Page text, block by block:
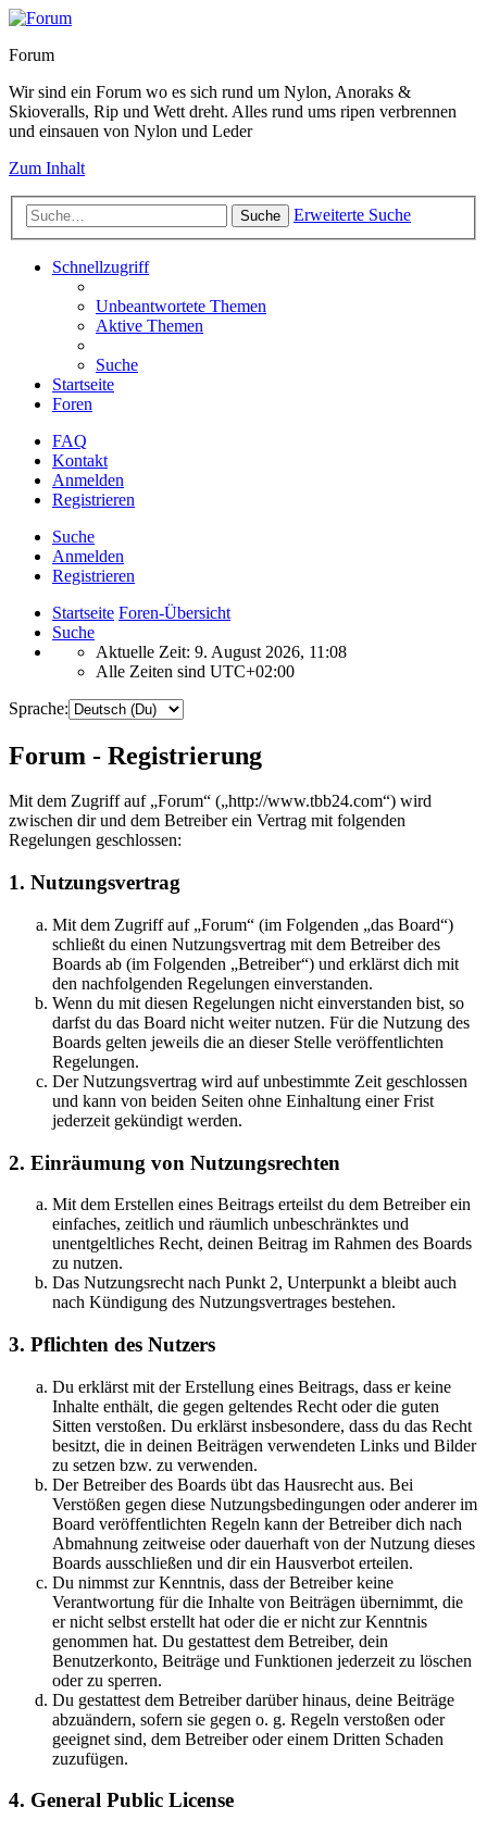
Forum
Wir sind ein Forum wo es sich rund um Nylon, Anoraks &
Skioveralls, Rip und Wett dreht. Alles rund ums ripen verbrennen
und einsauen von Nylon und Leder
Zum Inhalt
Suche Erweiterte Suche
Schnellzugriff
Unbeantwortete Themen
Aktive Themen
Suche
Startseite
Foren
FAQ
Kontakt
Anmelden
Registrieren
Suche
Anmelden
Registrieren
Startseite Foren-Übersicht
Suche
Aktuelle Zeit: 9. August 2026, 11:08
Alle Zeiten sind UTC+02:00
Sprache:
Forum - Registrierung
Mit dem Zugriff auf „Forum“ („http://www.tbb24.com“) wird
zwischen dir und dem Betreiber ein Vertrag mit folgenden
Regelungen geschlossen:
1. Nutzungsvertrag
Mit dem Zugriff auf „Forum“ (im Folgenden „das Board“)
schließt du einen Nutzungsvertrag mit dem Betreiber des
Boards ab (im Folgenden „Betreiber“) und erklärst dich mit
den nachfolgenden Regelungen einverstanden.
Wenn du mit diesen Regelungen nicht einverstanden bist, so
darfst du das Board nicht weiter nutzen. Für die Nutzung des
Boards gelten jeweils die an dieser Stelle veröffentlichten
Regelungen.
Der Nutzungsvertrag wird auf unbestimmte Zeit geschlossen
und kann von beiden Seiten ohne Einhaltung einer Frist
jederzeit gekündigt werden.
2. Einräumung von Nutzungsrechten
Mit dem Erstellen eines Beitrags erteilst du dem Betreiber ein
einfaches, zeitlich und räumlich unbeschränktes und
unentgeltliches Recht, deinen Beitrag im Rahmen des Boards
zu nutzen.
Das Nutzungsrecht nach Punkt 2, Unterpunkt a bleibt auch
nach Kündigung des Nutzungsvertrages bestehen.
3. Pflichten des Nutzers
Du erklärst mit der Erstellung eines Beitrags, dass er keine
Inhalte enthält, die gegen geltendes Recht oder die guten
Sitten verstoßen. Du erklärst insbesondere, dass du das Recht
besitzt, die in deinen Beiträgen verwendeten Links und Bilder
zu setzen bzw. zu verwenden.
Der Betreiber des Boards übt das Hausrecht aus. Bei
Verstößen gegen diese Nutzungsbedingungen oder anderer im
Board veröffentlichten Regeln kann der Betreiber dich nach
Abmahnung zeitweise oder dauerhaft von der Nutzung dieses
Boards ausschließen und dir ein Hausverbot erteilen.
Du nimmst zur Kenntnis, dass der Betreiber keine
Verantwortung für die Inhalte von Beiträgen übernimmt, die
er nicht selbst erstellt hat oder die er nicht zur Kenntnis
genommen hat. Du gestattest dem Betreiber, dein
Benutzerkonto, Beiträge und Funktionen jederzeit zu löschen
oder zu sperren.
Du gestattest dem Betreiber darüber hinaus, deine Beiträge
abzuändern, sofern sie gegen o. g. Regeln verstoßen oder
geeignet sind, dem Betreiber oder einem Dritten Schaden
zuzufügen.
4. General Public License